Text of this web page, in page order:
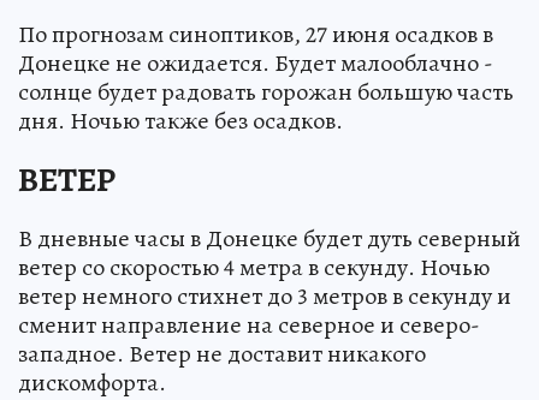
По прогнозам синоптиков, 27 июня осадков в
Донецке не ожидается. Будет малооблачно -
солнце будет радовать горожан большую часть
дня. Ночью также без осадков.
ВЕТЕР
В дневные часы в Донецке будет дуть северный
ветер со скоростью 4 метра в секунду. Ночью
ветер немного стихнет до 3 метров в секунду и
сменит направление на северное и северо-
западное. Ветер не доставит никакого
дискомфорта.